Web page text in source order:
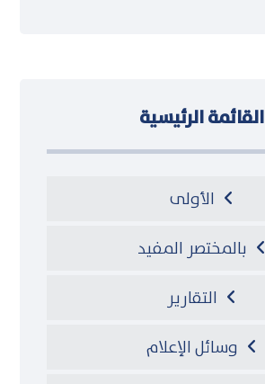
القائمة الرئيسية
الأولى
بالمختصر المفيد
التقارير
وسائل الإعلام